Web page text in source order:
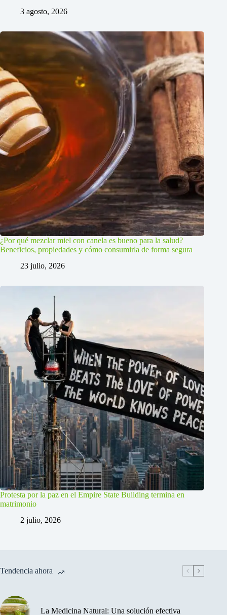
3 agosto, 2026
¿Por qué mezclar miel con canela es bueno para la salud?
Beneficios, propiedades y cómo consumirla de forma segura
23 julio, 2026
Protesta por la paz en el Empire State Building termina en
matrimonio
2 julio, 2026
Tendencia ahora
La Medicina Natural: Una solución efectiva